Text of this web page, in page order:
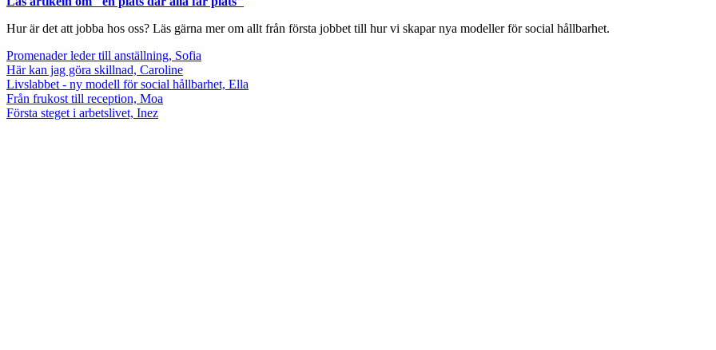
Hur är det att jobba hos oss? Läs gärna mer om allt från första jobbet till hur vi skapar nya modeller för social hållbarhet.
Promenader leder till anställning, Sofia
Här kan jag göra skillnad, Caroline
Livslabbet - ny modell för social hållbarhet, Ella
Från frukost till reception, Moa
Första steget i arbetslivet, Inez